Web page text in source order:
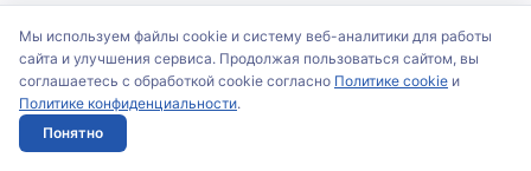
Мы используем файлы cookie и систему веб-аналитики для работы
сайта и улучшения сервиса. Продолжая пользоваться сайтом, вы
соглашаетесь с обработкой cookie согласно Политике cookie и
Политике конфиденциальности.
Понятно